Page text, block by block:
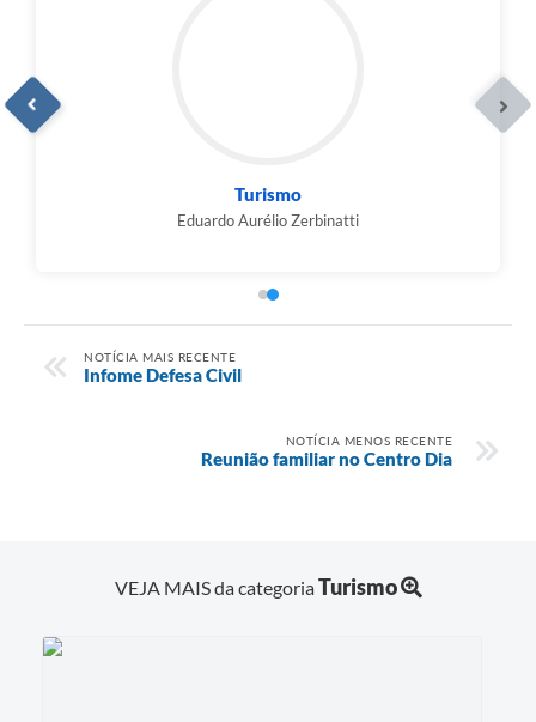
Cultura
Luzia Aparecida de Brito Girade
NOTÍCIA MAIS RECENTE
Infome Defesa Civil
NOTÍCIA MENOS RECENTE
Reunião familiar no Centro Dia
VEJA MAIS da categoriaTurismo